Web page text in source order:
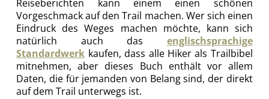
Reiseberichten kann einem einen schönen
Vorgeschmack auf den Trail machen. Wer sich einen
Eindruck des Weges machen möchte, kann sich
natürlich auch das englischsprachige
Standardwerk kaufen, dass alle Hiker als Trailbibel
mitnehmen, aber dieses Buch enthält vor allem
Daten, die für jemanden von Belang sind, der direkt
auf dem Trail unterwegs ist.